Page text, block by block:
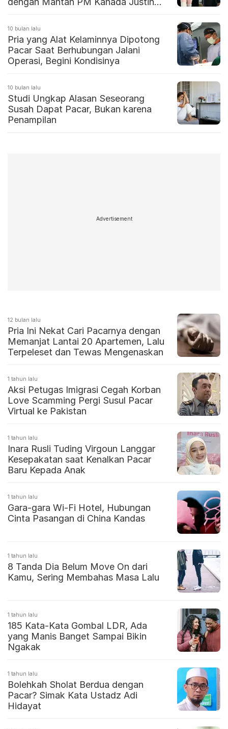
10 bulan lalu
Pria yang Alat Kelaminnya Dipotong
Pacar Saat Berhubungan Jalani
Operasi, Begini Kondisinya
10 bulan lalu
Studi Ungkap Alasan Seseorang
Susah Dapat Pacar, Bukan karena
Penampilan
Advertisement
12 bulan lalu
Pria Ini Nekat Cari Pacarnya dengan
Memanjat Lantai 20 Apartemen, Lalu
Terpeleset dan Tewas Mengenaskan
1 tahun lalu
Aksi Petugas Imigrasi Cegah Korban
Love Scamming Pergi Susul Pacar
Virtual ke Pakistan
1 tahun lalu
Inara Rusli Tuding Virgoun Langgar
Kesepakatan saat Kenalkan Pacar
Baru Kepada Anak
1 tahun lalu
Gara-gara Wi-Fi Hotel, Hubungan
Cinta Pasangan di China Kandas
1 tahun lalu
8 Tanda Dia Belum Move On dari
Kamu, Sering Membahas Masa Lalu
1 tahun lalu
185 Kata-Kata Gombal LDR, Ada
yang Manis Banget Sampai Bikin
Ngakak
1 tahun lalu
Bolehkah Sholat Berdua dengan
Pacar? Simak Kata Ustadz Adi
Hidayat